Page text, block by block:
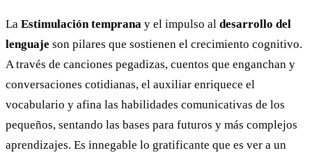
La Estimulación temprana y el impulso al desarrollo del
lenguaje son pilares que sostienen el crecimiento cognitivo.
A través de canciones pegadizas, cuentos que enganchan y
conversaciones cotidianas, el auxiliar enriquece el
vocabulario y afina las habilidades comunicativas de los
pequeños, sentando las bases para futuros y más complejos
aprendizajes. Es innegable lo gratificante que es ver a un